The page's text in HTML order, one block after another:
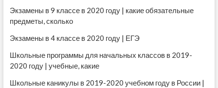
Экзамены в 9 классе в 2020 году | какие обязательные
предметы, сколько
Экзамены в 4 классе в 2020 году | ЕГЭ
Школьные программы для начальных классов в 2019-
2020 году | учебные, какие
Школьные каникулы в 2019-2020 учебном году в России |